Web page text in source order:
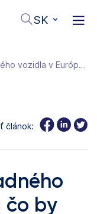
SK
Plat vodiča nákladného vozidla v Európe: čo by floty mali vedieť v roku 2026
článok:
čo by